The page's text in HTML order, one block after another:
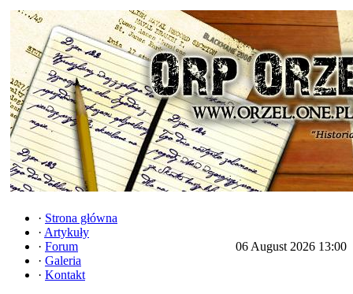
· Strona główna
· Artykuły
· Forum
· Galeria
· Kontakt
06 August 2026 13:00